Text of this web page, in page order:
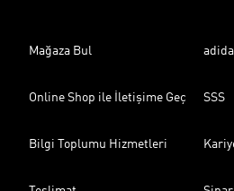
Mağaza Bul
Online Shop ile İletişime Geç SSS
Bilgi Toplumu Hizmetleri